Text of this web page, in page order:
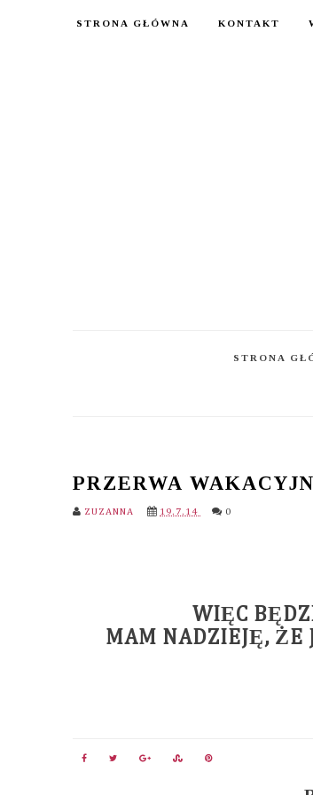
STRONA GŁÓWNA KONTAKT
STRONA
PRZERWA
ZUZANNA 19.7.14 0
WIĘC
MAM NADZIEJĘ, ŻE